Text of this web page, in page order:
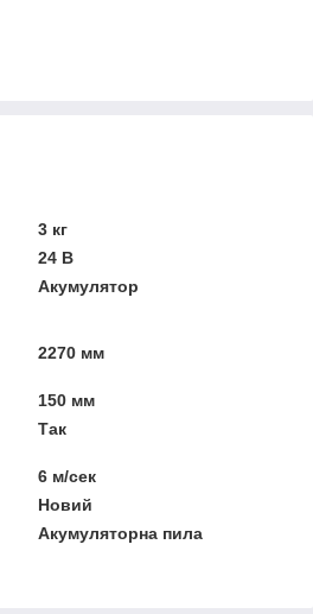
3 кг
24 В
Акумулятор
2270 мм
150 мм
Так
6 м/сек
Новий
Акумуляторна пила